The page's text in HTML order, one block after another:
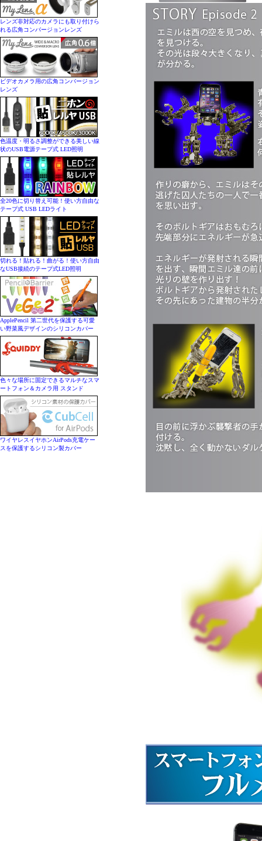
レンズ非対応のカメラにも取り付けら
れる広角コンバージョンレンズ
ビデオカメラ用の広角コンバージョン
レンズ
色温度・明るさ調整ができる美しい線
状のUSB電源テープ式 LED照明
全20色に切り替え可能！使い方自由な
テープ式 USB LEDライト
切れる！貼れる！曲がる！使い方自由
なUSB接続のテープ式LED照明
ApplePencil 第二世代を保護する可愛
い野菜風デザインのシリコンカバー
色々な場所に固定できるマルチなスマ
ートフォン＆カメラ用 スタンド
ワイヤレスイヤホンAirPods充電ケー
スを保護するシリコン製カバー